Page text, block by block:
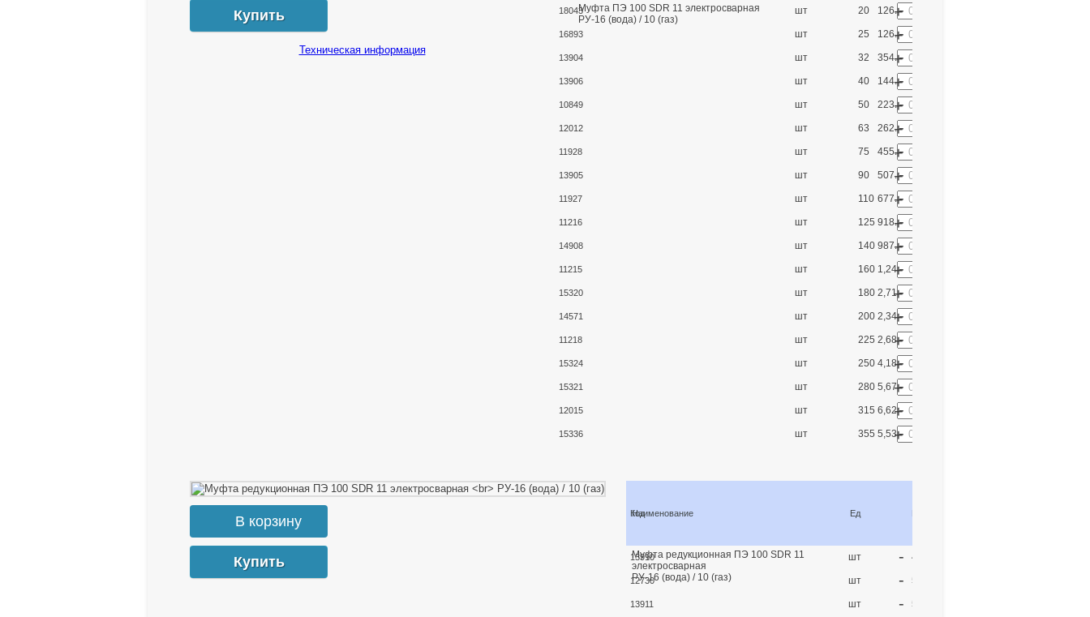
Купить
Техническая информация
18043Муфта ПЭ 100 SDR 11 электросварная
РУ-16 (вода) / 10 (газ)
шт 20 126.00
+
-
16893 шт 25 126.00
+
-
13904 шт 32 354.00
+
-
13906 шт 40 144.00
+
-
10849 шт 50 223.00
+
-
12012 шт 63 262.00
+
-
11928 шт 75 455.00
+
-
13905 шт 90 507.00
+
-
11927 шт 110 677.00
+
-
11216 шт 125 918.00
+
-
14908 шт 140 987.00
+
-
11215 шт 160 1,249.00
+
-
15320 шт 180 2,717.00
+
-
14571 шт 200 2,343.00
+
-
11218 шт 225 2,680.00
+
-
15324 шт 250 4,185.00
+
-
15321 шт 280 5,670.00
+
-
12015 шт 315 6,626.00
+
-
15336 шт 355 5,537.00
+
-
Купить
Код
Наименование Ед
13910
Муфта редукционная ПЭ 100 SDR 11
электросварная
РУ-16 (вода) / 10 (газ)
шт 40х32
+
-
12730 шт 50х32
+
-
13911 шт 50х40
+
-